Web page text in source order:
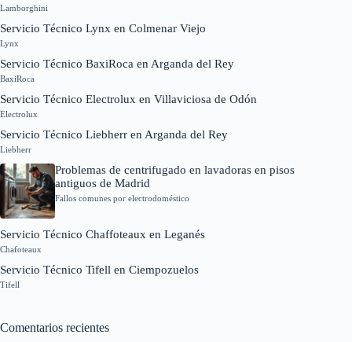
Lamborghini
Servicio Técnico Lynx en Colmenar Viejo
Lynx
Servicio Técnico BaxiRoca en Arganda del Rey
BaxiRoca
Servicio Técnico Electrolux en Villaviciosa de Odón
Electrolux
Servicio Técnico Liebherr en Arganda del Rey
Liebherr
Problemas de centrifugado en lavadoras en pisos
antiguos de Madrid
Fallos comunes por electrodoméstico
Servicio Técnico Chaffoteaux en Leganés
Chafoteaux
Servicio Técnico Tifell en Ciempozuelos
Tifell
Comentarios recientes